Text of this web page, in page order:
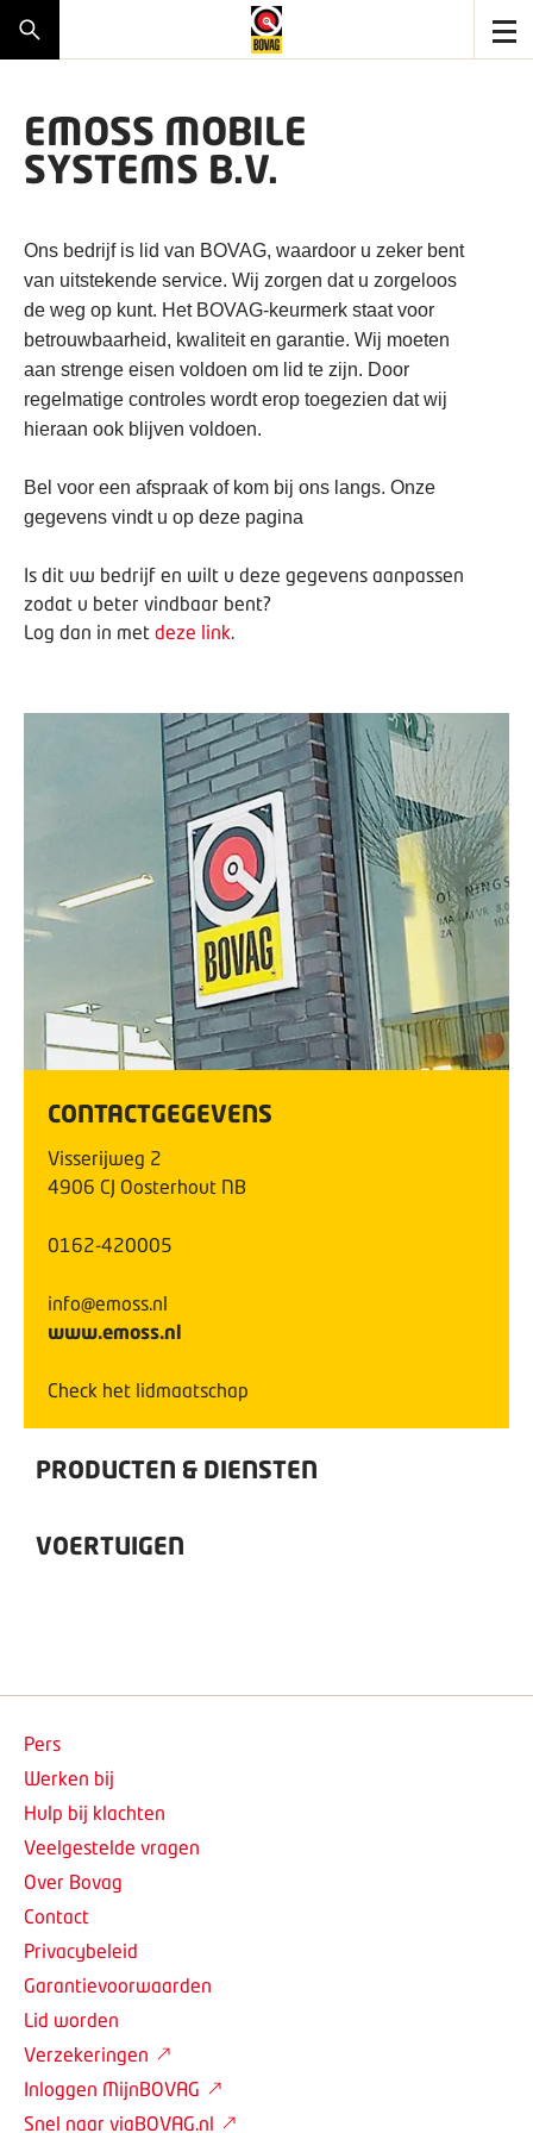
EMOSS MOBILE
SYSTEMS B.V.
Ons bedrijf is lid van BOVAG, waardoor u zeker bent
van uitstekende service. Wij zorgen dat u zorgeloos
de weg op kunt. Het BOVAG-keurmerk staat voor
betrouwbaarheid, kwaliteit en garantie. Wij moeten
aan strenge eisen voldoen om lid te zijn. Door
regelmatige controles wordt erop toegezien dat wij
hieraan ook blijven voldoen.
Bel voor een afspraak of kom bij ons langs. Onze
gegevens vindt u op deze pagina
Is dit uw bedrijf en wilt u deze gegevens aanpassen
zodat u beter vindbaar bent?
Log dan in met deze link.
CONTACTGEGEVENS
Visserijweg 2
4906 CJ Oosterhout NB
0162-420005
info@emoss.nl
www.emoss.nl
Check het lidmaatschap
PRODUCTEN & DIENSTEN
VOERTUIGEN
Pers
Werken bij
Hulp bij klachten
Veelgestelde vragen
Over Bovag
Contact
Privacybeleid
Garantievoorwaarden
Lid worden
Verzekeringen
Inloggen MijnBOVAG
Snel naar viaBOVAG.nl